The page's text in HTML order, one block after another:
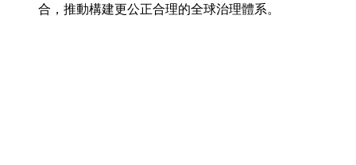
合，推動構建更公正合理的全球治理體系。